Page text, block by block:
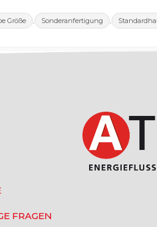
Größe , Sonderanfertigung ,
FRAGEN